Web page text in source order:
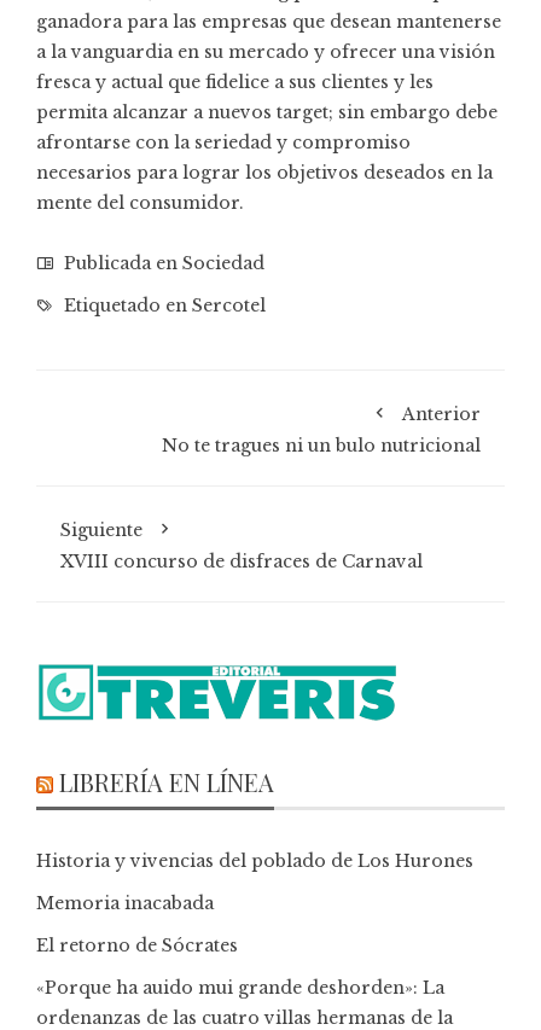
ganadora para las empresas que desean mantenerse
a la vanguardia en su mercado y ofrecer una visión
fresca y actual que fidelice a sus clientes y les
permita alcanzar a nuevos target; sin embargo debe
afrontarse con la seriedad y compromiso
necesarios para lograr los objetivos deseados en la
mente del consumidor.
Publicada en Sociedad
Etiquetado en Sercotel
Anterior
No te tragues ni un bulo nutricional
Siguiente
XVIII concurso de disfraces de Carnaval
LIBRERÍA EN LÍNEA
Historia y vivencias del poblado de Los Hurones
Memoria inacabada
El retorno de Sócrates
«Porque ha auido mui grande deshorden»: La
ordenanzas de las cuatro villas hermanas de la